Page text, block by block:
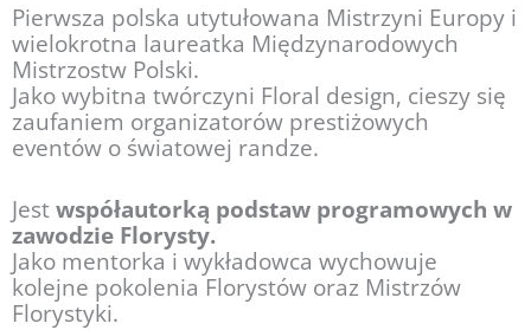
Pierwsza polska utytułowana Mistrzyni Europy i
wielokrotna laureatka Międzynarodowych
Mistrzostw Polski.
Jako wybitna twórczyni Floral design, cieszy się
zaufaniem organizatorów prestiżowych
eventów o światowej randze.
Jestwspółautorką podstaw programowych w
zawodzie Florysty.
Jako mentorka i wykładowca wychowuje
kolejne pokolenia Florystów oraz Mistrzów
Florystyki.